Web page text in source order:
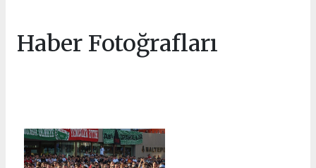
Haber Fotoğrafları